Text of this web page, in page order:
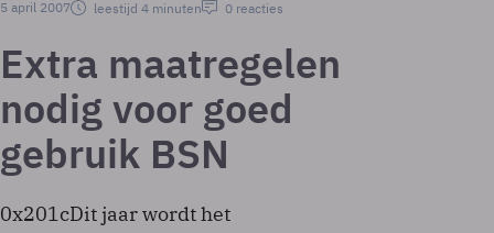
5 april 2007
leestijd 4 minuten 0 reacties
Extra maatregelen
nodig voor goed
gebruik BSN
0x201cDit jaar wordt het